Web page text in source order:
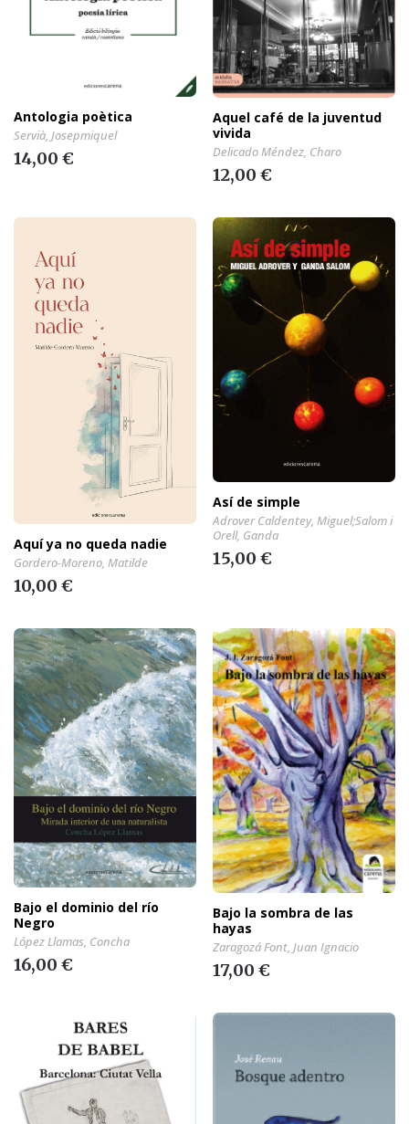
Antologia poètica
Servià, Josepmiquel
14,00 €
Aquel café de la juventud
vivida
Delicado Méndez, Charo
12,00 €
Aquí ya no queda nadie
Gordero-Moreno, Matilde
10,00 €
Así de simple
Adrover Caldentey, Miguel;Salom i
Orell, Ganda
15,00 €
Bajo el dominio del río
Negro
López Llamas, Concha
16,00 €
Bajo la sombra de las
hayas
Zaragozá Font, Juan Ignacio
17,00 €